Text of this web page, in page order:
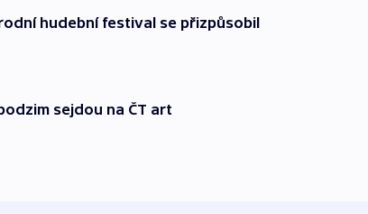
hudební festival se přizpůsobil
sejdou na ČT art